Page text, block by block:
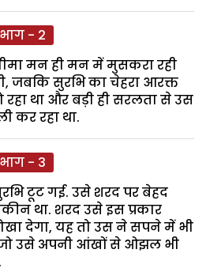
भाग - 2
मन ही मन में मुसकरा रही
जबकि सुरभि का चेहरा आरक्त
रहा था और बड़ी ही सरलता से उस
कर रहा था.
भाग - 3
टूट गई. उसे शरद पर बेहद
था. शरद उसे इस प्रकार
देगा, यह तो उस ने सपने में भी
जो उसे अपनी आंखों से ओझल भी